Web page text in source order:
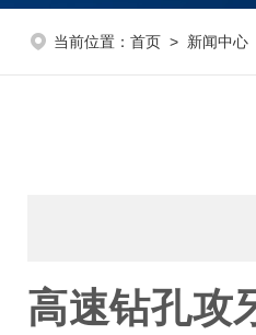
当前位置： 首页 > 新闻中心
高速钻孔攻